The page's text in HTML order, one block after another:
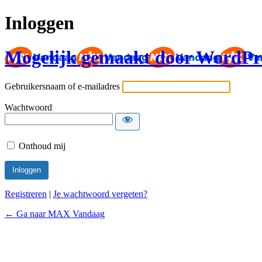
Inloggen
Mogelijk gemaakt door
Gebruikersnaam of e-mailadres
Wachtwoord
Onthoud mij
Registreren | Je wachtwoord vergeten?
← Ga naar MAX Vandaag